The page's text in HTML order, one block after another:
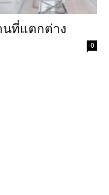
นที่แตกต่าง
0